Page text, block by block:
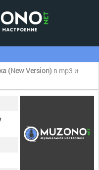
(New Version) в mp3 и